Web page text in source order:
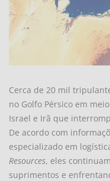
Cerca de 20 mil
no Golfo Pérsico em
Israel e Irã que
De acordo com
especializado em
Resources, eles
suprimentos e